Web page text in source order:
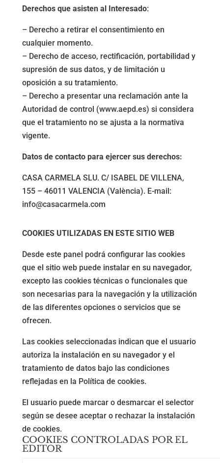
Derechos que asisten al Interesado:
– Derecho a retirar el consentimiento en
cualquier momento.
– Derecho de acceso, rectificación, portabilidad y
supresión de sus datos, y de limitación u
oposición a su tratamiento.
– Derecho a presentar una reclamación ante la
Autoridad de control (www.aepd.es) si considera
que el tratamiento no se ajusta a la normativa
vigente.
Datos de contacto para ejercer sus derechos:
CASA CARMELA SLU. C/ ISABEL DE VILLENA,
155 – 46011 VALENCIA (València). E-mail:
info@casacarmela.com
COOKIES UTILIZADAS EN ESTE SITIO WEB
Desde este panel podrá configurar las cookies
que el sitio web puede instalar en su navegador,
excepto las cookies técnicas o funcionales que
son necesarias para la navegación y la utilización
de las diferentes opciones o servicios que se
ofrecen.
Las cookies seleccionadas indican que el usuario
autoriza la instalación en su navegador y el
tratamiento de datos bajo las condiciones
reflejadas en la Política de cookies.
El usuario puede marcar o desmarcar el selector
según se desee aceptar o rechazar la instalación
de cookies.
COOKIES CONTROLADAS POR EL
EDITOR